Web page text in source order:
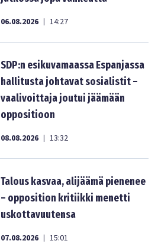
06.08.2026 | 14:27
SDP:n esikuvamaassa Espanjassa
hallitusta johtavat sosialistit –
vaalivoittaja joutui jäämään
oppositioon
08.08.2026 | 13:32
Talous kasvaa, alijäämä pienenee
– opposition kritiikki menetti
uskottavuutensa
07.08.2026 | 15:01